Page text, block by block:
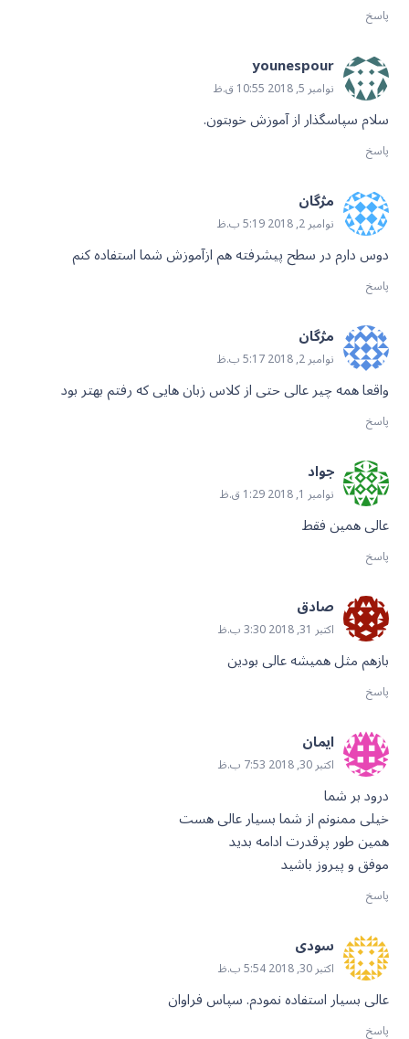
پاسخ
younespour
نوامبر 5, 2018 10:55 ق.ظ
سلام سپاسگذار از آموزش خوبتون.
پاسخ
مژگان
نوامبر 2, 2018 5:19 ب.ظ
دوس دارم در سطح پیشرفته هم ازآموزش شما استفاده کنم
پاسخ
مژگان
نوامبر 2, 2018 5:17 ب.ظ
واقعا همه چیر عالی حتی از کلاس زبان هایی که رفتم بهتر بود
پاسخ
جواد
نوامبر 1, 2018 1:29 ق.ظ
عالی همین فقط
پاسخ
صادق
اکتبر 31, 2018 3:30 ب.ظ
بازهم مثل همیشه عالی بودین
پاسخ
ایمان
اکتبر 30, 2018 7:53 ب.ظ
درود بر شما
خیلی ممنونم از شما بسیار عالی هست
همین طور پرقدرت ادامه بدید
موفق و پیروز باشید
پاسخ
سودی
اکتبر 30, 2018 5:54 ب.ظ
عالی بسیار استفاده نمودم. سپاس فراوان
پاسخ